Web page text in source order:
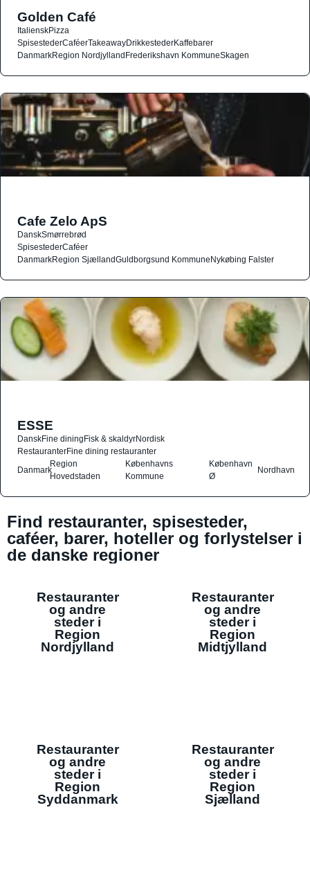
Golden Café
ItalienskPizza
SpisestederCaféerTakeawayDrikkestederKaffebarer
DanmarkRegion NordjyllandFrederikshavn KommuneSkagen
Cafe Zelo ApS
DanskSmørrebrød
SpisestederCaféer
DanmarkRegion SjællandGuldborgsund KommuneNykøbing Falster
ESSE
DanskFine diningFisk & skaldyrNordisk
RestauranterFine dining restauranter
Danmark
Region
Hovedstaden
Københavns
Kommune
København
Ø
Nordhavn
Find restauranter, spisesteder,
caféer, barer, hoteller og forlystelser i
de danske regioner
Restauranter
og andre
steder i
Region
Nordjylland
Restauranter
og andre
steder i
Region
Midtjylland
Restauranter
og andre
steder i
Region
Syddanmark
Restauranter
og andre
steder i
Region
Sjælland